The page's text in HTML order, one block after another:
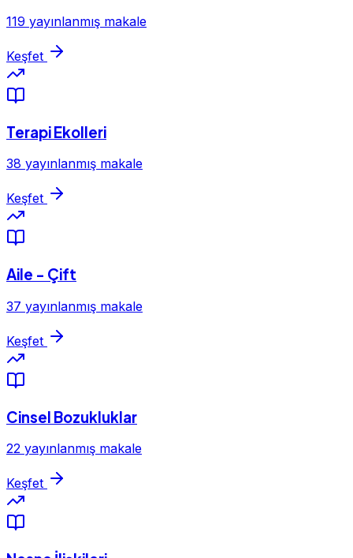
119 yayınlanmış makale
Keşfet
Terapi Ekolleri
38 yayınlanmış makale
Keşfet
Aile - Çift
37 yayınlanmış makale
Keşfet
Cinsel Bozukluklar
22 yayınlanmış makale
Keşfet